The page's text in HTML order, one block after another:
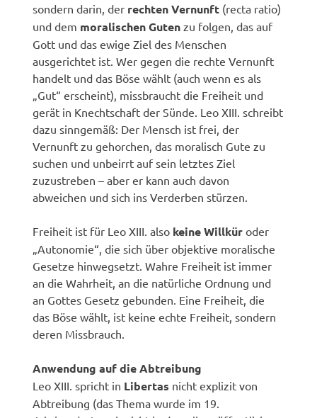
sondern darin, der rechten Vernunft (recta ratio)
und dem moralischen Guten zu folgen, das auf
Gott und das ewige Ziel des Menschen
ausgerichtet ist. Wer gegen die rechte Vernunft
handelt und das Böse wählt (auch wenn es als
„Gut“ erscheint), missbraucht die Freiheit und
gerät in Knechtschaft der Sünde. Leo XIII. schreibt
dazu sinngemäß: Der Mensch ist frei, der
Vernunft zu gehorchen, das moralisch Gute zu
suchen und unbeirrt auf sein letztes Ziel
zuzustreben – aber er kann auch davon
abweichen und sich ins Verderben stürzen.
Freiheit ist für Leo XIII. also keine Willkür oder
„Autonomie“, die sich über objektive moralische
Gesetze hinwegsetzt. Wahre Freiheit ist immer
an die Wahrheit, an die natürliche Ordnung und
an Gottes Gesetz gebunden. Eine Freiheit, die
das Böse wählt, ist keine echte Freiheit, sondern
deren Missbrauch.
Anwendung auf die Abtreibung
Leo XIII. spricht in Libertas nicht explizit von
Abtreibung (das Thema wurde im 19.